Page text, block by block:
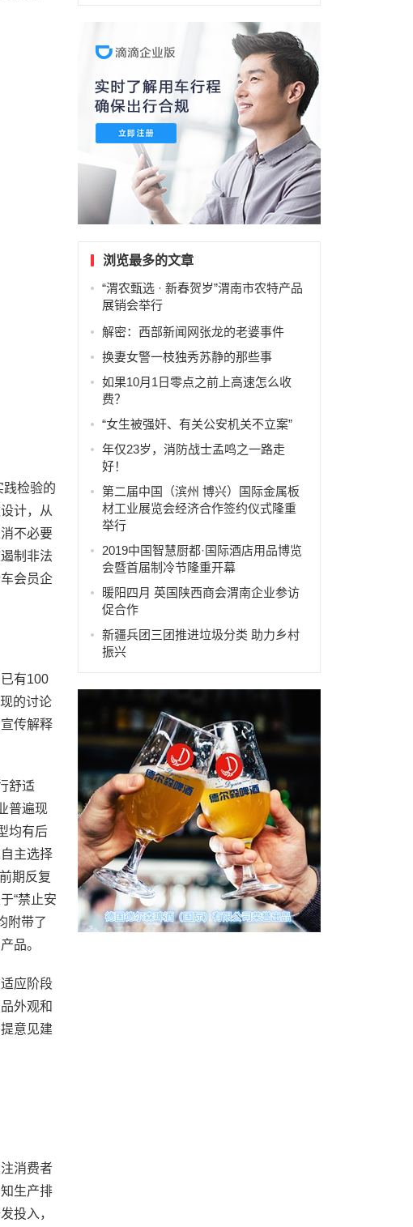
检验的
计，从
不必要
制非法
会员企
有100
的讨论
传解释
舒适
普遍现
均有后
主选择
期反复
“禁止安
附带了
品。
应阶段
外观和
意见建
消费者
生产排
投入，
浏览最多的文章
“渭农甄选 · 新春贺岁”渭南市农特产品
展销会举行
解密：西部新闻网张龙的老婆事件
换妻女警一枝独秀苏静的那些事
如果10月1日零点之前上高速怎么收
费？
“女生被强奸、有关公安机关不立案”
年仅23岁，消防战士孟鸣之一路走
好！
第二届中国（滨州 博兴）国际金属板
材工业展览会经济合作签约仪式隆重
举行
2019中国智慧厨都·国际酒店用品博览
会暨首届制冷节隆重开幕
暖阳四月 英国陕西商会渭南企业参访
促合作
新疆兵团三团推进垃圾分类 助力乡村
振兴